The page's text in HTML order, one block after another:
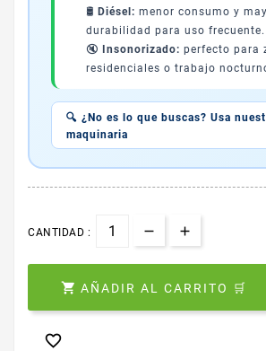
🛢️ Diésel: menor consumo y
durabilidad para uso frecuente.
🔇 Insonorizado: perfecto para
residenciales o trabajo
🔍 ¿No es lo que buscas? Usa
maquinaria
CANTIDAD :
 AÑADIR AL CARRITO 🛒
